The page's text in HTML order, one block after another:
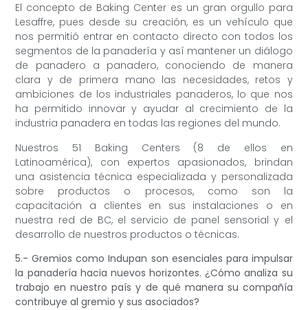
El concepto de Baking Center es un gran orgullo para
Lesaffre, pues desde su creación, es un vehículo que
nos permitió entrar en contacto directo con todos los
segmentos de la panadería y así mantener un diálogo
de panadero a panadero, conociendo de manera
clara y de primera mano las necesidades, retos y
ambiciones de los industriales panaderos, lo que nos
ha permitido innovar y ayudar al crecimiento de la
industria panadera en todas las regiones del mundo.
Nuestros 51 Baking Centers (8 de ellos en
Latinoamérica), con expertos apasionados, brindan
una asistencia técnica especializada y personalizada
sobre productos o procesos, como son la
capacitación a clientes en sus instalaciones o en
nuestra red de BC, el servicio de panel sensorial y el
desarrollo de nuestros productos o técnicas.
5.- Gremios como Indupan son esenciales para impulsar
la panadería hacia nuevos horizontes. ¿Cómo analiza su
trabajo en nuestro país y de qué manera su compañía
contribuye al gremio y sus asociados?